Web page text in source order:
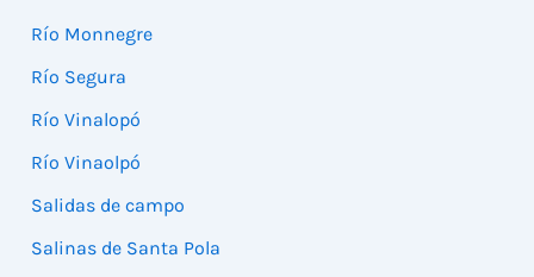
Río Monnegre
Río Segura
Río Vinalopó
Río Vinaolpó
Salidas de campo
Salinas de Santa Pola